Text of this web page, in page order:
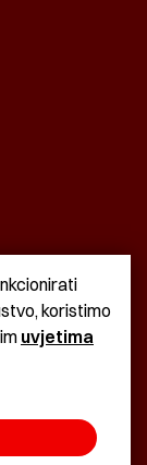
koristimo
uvjetima